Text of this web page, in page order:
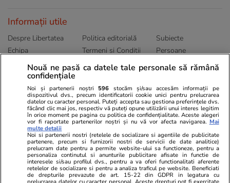
Informații utile
Despre Libertatea
Echipa
Publicitate
Politica de
Politica editorială
Termeni și Conditii
Abonamente
Subiecte
Persoane
Sitemap
Ringier România
Libertatea pentru
Unica.ro
Program TV
Avantaje
ELLE
Gazeta Sporturilor
Stiri mondene
Calculator sarcina
Ajută Copiii
Locuri de muncă
Imobiliare.ro
Jobradar24
Imoradar24
Colecții Libertatea
Nouă ne pasă ca datele tale personale să rămână
confidențiale
Noi și partenerii noștri 596 stocăm și/sau accesăm informații pe
dispozitivul dvs., precum identificatorii cookie unici pentru prelucrarea
datelor cu caracter personal. Puteți accepta sau gestiona preferințele dvs.
făcând clic mai jos, respectiv vă puteți opune utilizării unui interes legitim
în orice moment pe pagina cu politica de confidențialitate. Aceste alegeri
vor fi raportate partenerilor noștri și nu vă vor afecta navigarea. Mai
multe detalii
Noi si partenerii nostri (retelele de socializare si agentiile de publicitate
partenere, precum si furnizorii nostri de servicii de date analitice)
prelucram date pentru a permite website-ului sa functioneze, pentru a
personaliza continutul si anunturile publicitare afisate in functie de
interesele si/sau profilul dvs., pentru a va oferi functionalitati aferente
retelelor de socializare si pentru a analiza traficul pe website. Beneficiati
de drepturile prevazute de art. 15-22 din GDPR in legatura cu